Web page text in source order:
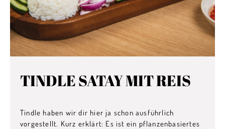
TINDLE SATAY MIT REIS
Tindle haben wir dir hier ja schon ausführlich
vorgestellt. Kurz erklärt: Es ist ein pflanzenbasiertes